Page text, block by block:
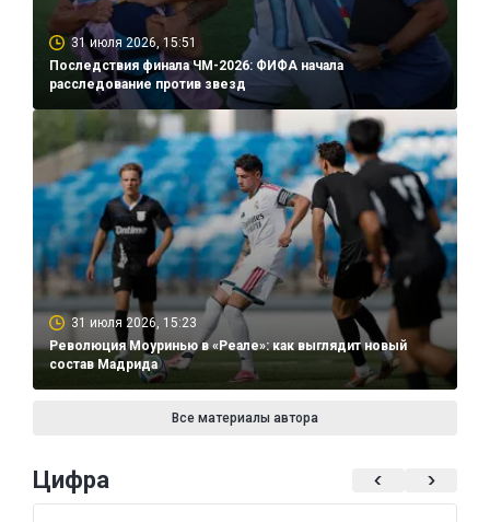
31 июля 2026, 15:51
Последствия финала ЧМ-2026: ФИФА начала
расследование против звезд
31 июля 2026, 15:23
Революция Моуринью в «Реале»: как выглядит новый
состав Мадрида
Все материалы автора
Цифра